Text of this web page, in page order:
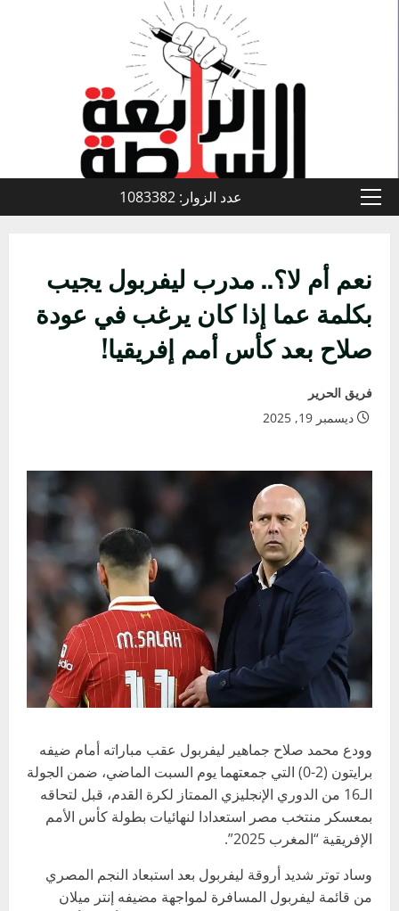
القائمة
عدد الزوار: 1083382
نعم أم لا؟.. مدرب ليفربول يجيب
بكلمة عما إذا كان يرغب في عودة
صلاح بعد كأس أمم إفريقيا!
فريق الحرير
ديسمبر 19, 2025
وودع محمد صلاح جماهير ليفربول عقب مباراته أمام ضيفه
برايتون (2-0) التي جمعتهما يوم السبت الماضي، ضمن الجولة
الـ16 من الدوري الإنجليزي الممتاز لكرة القدم، قبل لتحاقه
بمعسكر منتخب مصر استعدادا لنهائيات بطولة كأس الأمم
الإفريقية “المغرب 2025”.
وساد توتر شديد أروقة ليفربول بعد استبعاد النجم المصري
من قائمة ليفربول المسافرة لمواجهة مضيفه إنتر ميلان